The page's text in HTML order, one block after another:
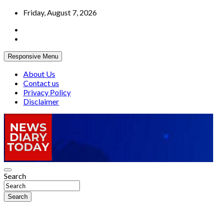
Skip
content
Friday, August 7, 2026
Responsive Menu
About Us
Contact us
Privacy Policy
Disclaimer
News Diary Today
Truth be told
Search
Search